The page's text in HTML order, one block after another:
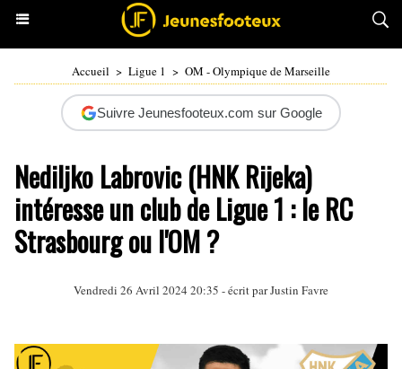
Accueil > Ligue 1 > OM - Olympique de Marseille
Suivre Jeunesfooteux.com sur Google
Nediljko Labrovic (HNK Rijeka)
intéresse un club de Ligue 1 : le RC
Strasbourg ou l'OM ?
Vendredi 26 Avril 2024 20:35 - écrit parJustin Favre